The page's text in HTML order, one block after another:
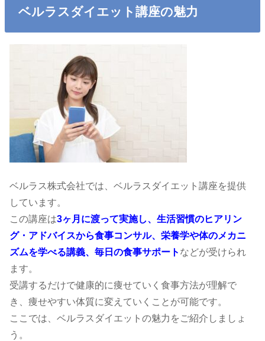
ベルラスダイエット講座の魅力
ベルラス株式会社では、ベルラスダイエット講座を提供
しています。
この講座は3ヶ月に渡って実施し、生活習慣のヒアリン
グ・アドバイスから食事コンサル、栄養学や体のメカニ
ズムを学べる講義、毎日の食事サポート などが受けられ
ます。
受講するだけで健康的に痩せていく食事方法が理解で
き、痩せやすい体質に変えていくことが可能です。
ここでは、ベルラスダイエットの魅力をご紹介しましょ
う。